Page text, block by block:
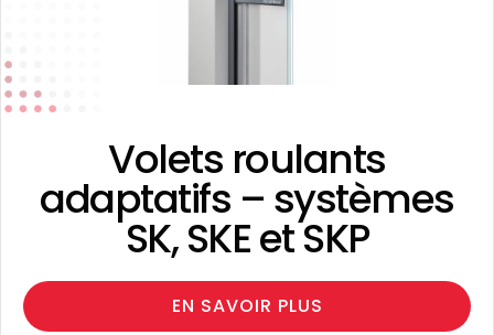
Volets roulants
adaptatifs – systèmes
SK, SKE et SKP
EN SAVOIR PLUS